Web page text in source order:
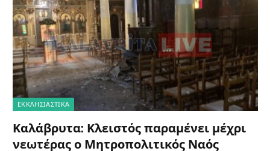
ΕΚΚΛΗΣΙΑΣΤΙΚΑ
Καλάβρυτα: Κλειστός παραμένει μέχρι
νεωτέρας ο Μητροπολιτικός Ναός